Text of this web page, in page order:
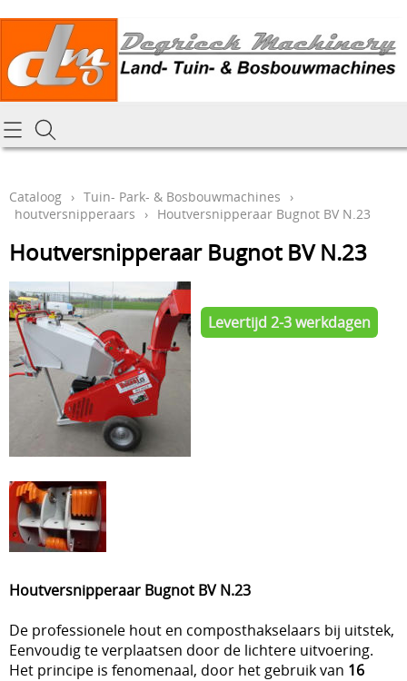
Homepagina
Tractoren & aanbouwdelen
Tuin- Park- & Bosbouwmachines
Graafmachines & grondverzet
Generatoren
Specifiek materiaal en actieproducten
Hoe online bestellen
Mijn bestelling laten leveren
Draai-en freeswerk
Onze Repairshop Diensten
Cataloog › Tuin- Park- & Bosbouwmachines
›
houtversnipperaars
› Houtversnipperaar Bugnot BV N.23
Houtversnipperaar Bugnot BV N.23
Levertijd 2-3 werkdagen
Houtversnipperaar Bugnot BV N.23
De professionele hout en composthakselaars bij uitstek,
Eenvoudig te verplaatsen door de lichtere uitvoering.
Het principe is fenomenaal, door het gebruik van 16